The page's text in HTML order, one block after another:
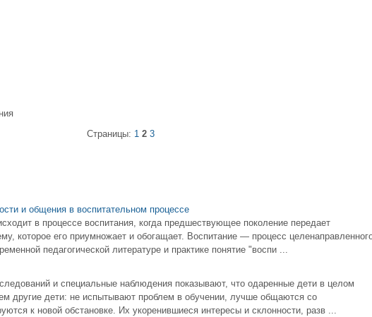
Страницы: 1 2 3
и общения в воспитательном процессе
в процессе воспитания, когда предшествующее поколение передает
которое его приумножает и обогащает. Воспитание — процесс
педагогической литературе и практике понятие "воспи ...
и специальные наблюдения показывают, что одаренные дети в целом
другие дети: не испытывают проблем в обучении, лучше общаются со
к новой обстановке. Их укоренившиеся интересы и склонности, разв ...